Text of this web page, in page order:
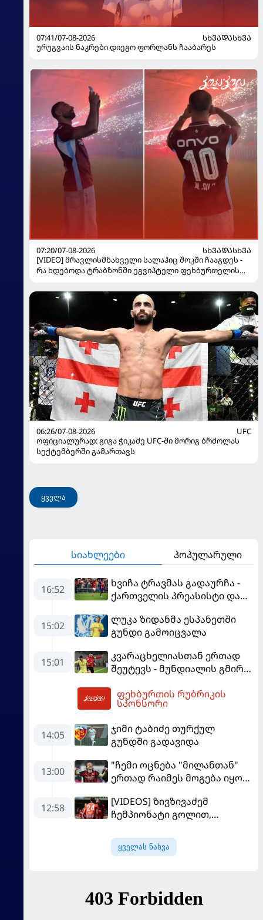
07:41/07-08-2026
ᲡᲮᲕᲐᲓᲐᲡᲮᲕᲐ
ურუგვაის ნაკრები დიეგო ფორლანს ჩააბარეს
07:20/07-08-2026
ᲡᲮᲕᲐᲓᲐᲡᲮᲕᲐ
[VIDEO] მრავლისმნახველი სალაჰიც შოკში ჩააგდეს -
რა ხდებოდა ტრაბზონში ეგვიპტელი ფეხბურთელის
06:26/07-08-2026
UFC
ოფიციალურად: გიგა ჭიკაძე UFC-ში მორიგ ბრძოლას
სექტემბერში გამართავს
ყველა
სიახლეები პოპულარული
16:52
ხვიჩა ტრავმას გადაურჩა -
ქართველის პრეასისტი და
იუნაიტედთან"
15:02
ლუკა ზიდანმა ესპანეთში
გუნდი გამოიცვალა
15:01
კვარაცხელიასთან ერთად
შეუტევს - მუნდიალის გმირი
გახდება
ფეხბურთის რუბრიკის
სპონსორი
14:05
ჯიმი ტაბიძე თურქულ
გუნდში გადავიდა
13:00
"ჩემი ოცნება "მილანთან"
ერთად რაიმეს მოგება იყო" -
თავის მისიაზე ისაუბრა
12:58
[VIDEOS] ზივზივაძემ
ჩემპიონატი გოლით,
გამარჯვებით დაიწყო
ყველას ნახვა